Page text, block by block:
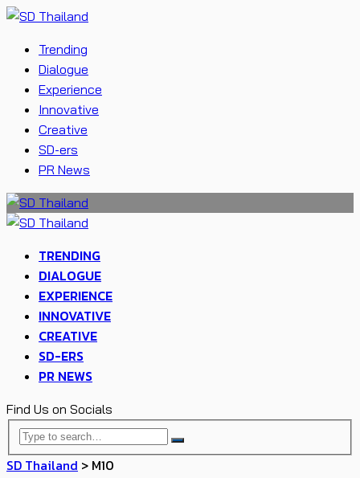
Trending
Dialogue
Experience
Innovative
Creative
SD-ers
PR News
TRENDING
DIALOGUE
EXPERIENCE
INNOVATIVE
CREATIVE
SD-ERS
PR NEWS
Find Us on Socials
SD Thailand > M10